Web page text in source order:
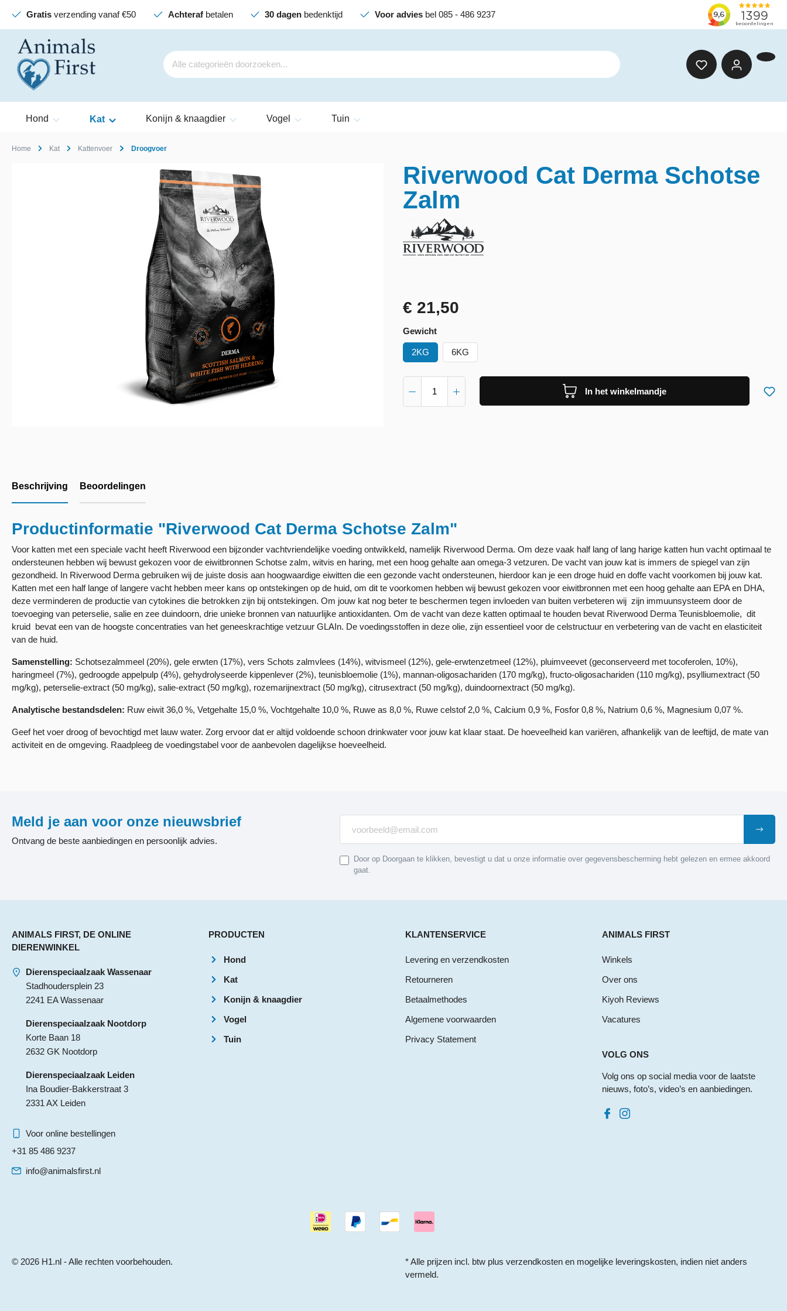
Gratisverzending vanaf €50 Achterafbetalen 30 dagen bedenktijd Voor advies bel 085 - 486 9237
Hond Kat Konijn & knaagdier Vogel Tuin
Home Kat Kattenvoer Droogvoer
Riverwood Cat Derma Schotse
Zalm
€ 21,50
Gewicht
2KG 6KG
In het winkelmandje
Beschrijving Beoordelingen
Productinformatie "Riverwood Cat Derma Schotse Zalm"
Voor katten met een speciale vacht heeft Riverwood een bijzonder vachtvriendelijke voeding ontwikkeld, namelijk Riverwood Derma. Om deze vaak half lang of lang harige katten hun vacht optimaal te
ondersteunen hebben wij bewust gekozen voor de eiwitbronnen Schotse zalm, witvis en haring, met een hoog gehalte aan omega-3 vetzuren. De vacht van jouw kat is immers de spiegel van zijn
gezondheid. In Riverwood Derma gebruiken wij de juiste dosis aan hoogwaardige eiwitten die een gezonde vacht ondersteunen, hierdoor kan je een droge huid en doffe vacht voorkomen bij jouw kat.
Katten met een half lange of langere vacht hebben meer kans op ontstekingen op de huid, om dit te voorkomen hebben wij bewust gekozen voor eiwitbronnen met een hoog gehalte aan EPA en DHA,
deze verminderen de productie van cytokines die betrokken zijn bij ontstekingen. Om jouw kat nog beter te beschermen tegen invloeden van buiten verbeteren wij zijn immuunsysteem door de
toevoeging van peterselie, salie en zee duindoorn, drie unieke bronnen van natuurlijke antioxidanten. Om de vacht van deze katten optimaal te houden bevat Riverwood Derma Teunisbloemolie, dit
kruid bevat een van de hoogste concentraties van het geneeskrachtige vetzuur GLAIn. De voedingsstoffen in deze olie, zijn essentieel voor de celstructuur en verbetering van de vacht en elasticiteit
van de huid.
Samenstelling: Schotsezalmmeel (20%), gele erwten (17%), vers Schots zalmvlees (14%), witvismeel (12%), gele-erwtenzetmeel (12%), pluimveevet (geconserveerd met tocoferolen, 10%),
haringmeel (7%), gedroogde appelpulp (4%), gehydrolyseerde kippenlever (2%), teunisbloemolie (1%), mannan-oligosachariden (170 mg/kg), fructo-oligosachariden (110 mg/kg), psylliumextract (50
mg/kg), peterselie-extract (50 mg/kg), salie-extract (50 mg/kg), rozemarijnextract (50 mg/kg), citrusextract (50 mg/kg), duindoornextract (50 mg/kg).
Analytische bestandsdelen: Ruw eiwit 36,0 %, Vetgehalte 15,0 %, Vochtgehalte 10,0 %, Ruwe as 8,0 %, Ruwe celstof 2,0 %, Calcium 0,9 %, Fosfor 0,8 %, Natrium 0,6 %, Magnesium 0,07 %.
Geef het voer droog of bevochtigd met lauw water. Zorg ervoor dat er altijd voldoende schoon drinkwater voor jouw kat klaar staat. De hoeveelheid kan variëren, afhankelijk van de leeftijd, de mate van
activiteit en de omgeving. Raadpleeg de voedingstabel voor de aanbevolen dagelijkse hoeveelheid.
Meld je aan voor onze nieuwsbrief
Ontvang de beste aanbiedingen en persoonlijk advies.
Door op Doorgaan te klikken, bevestigt u dat u onze informatie over gegevensbescherming hebt gelezen en ermee akkoord
gaat.
ANIMALS FIRST, DE ONLINE
DIERENWINKEL
Dierenspeciaalzaak Wassenaar
Stadhoudersplein 23
2241 EA Wassenaar
Dierenspeciaalzaak Nootdorp
Korte Baan 18
2632 GK Nootdorp
Dierenspeciaalzaak Leiden
Ina Boudier-Bakkerstraat 3
2331 AX Leiden
Voor online bestellingen
+31 85 486 9237
info@animalsfirst.nl
PRODUCTEN
Hond
Kat
Konijn & knaagdier
Vogel
Tuin
KLANTENSERVICE
Levering en verzendkosten
Retourneren
Betaalmethodes
Algemene voorwaarden
Privacy Statement
ANIMALS FIRST
Winkels
Over ons
Kiyoh Reviews
Vacatures
VOLG ONS
Volg ons op social media voor de laatste
nieuws, foto’s, video’s en aanbiedingen.
* Alle prijzen incl. btw plus verzendkosten en mogelijke leveringskosten, indien niet anders
vermeld.
© 2026 H1.nl - Alle rechten voorbehouden.